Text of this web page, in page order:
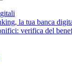
la tua banca
verifica del